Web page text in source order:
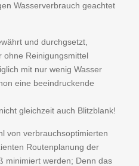
Wasserverbrauch geachtet
und durchgsetzt,
ohne Reinigungsmittel
mit nur wenig Wasser
eine beeindruckende
gleichzeit auch Blitzblank!
von verbrauchsoptimierten
Routenplanung der
minimiert werden; Denn das